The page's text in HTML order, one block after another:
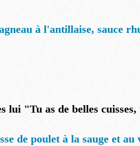
à l'antillaise, sauce
lui "Tu as de belles
de poulet à la sauge et au